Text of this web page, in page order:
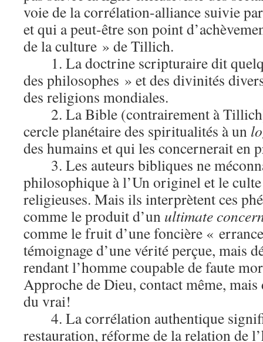
voie de la corrélation-alliance suivie
et qui a peut-être son point
de la culture » de Tillich.
1. La doctrine scripturaire dit
des philosophes » et des divinités
des religions mondiales.
2. La Bible (contrairement à
cercle planétaire des spiritualités à un
des humains et qui les concernerait en
3. Les auteurs bibliques ne
philosophique à l’Un originel et le
religieuses. Mais ils interprètent ces
comme le produit d’un ultimate
comme le fruit d’une foncière «
témoignage d’une vérité perçue, mais
rendant l’homme coupable de faute
Approche de Dieu, contact même,
du vrai!
4. La corrélation authentique
restauration, réforme de la relation de